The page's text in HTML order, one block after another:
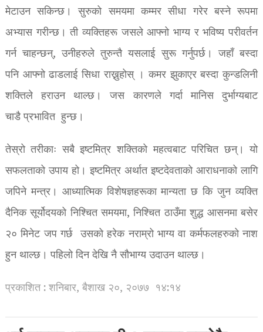
मेटाउन सकिन्छ। सुरुको समयमा कम्मर सीधा गरेर बस्ने रूपमा
अभ्यास गरीन्छ। ती व्यक्तिहरू जसले आफ्नो भाग्य र भविष्य परीवर्तन
गर्न चाहन्छन्, उनीहरुले तुरुन्तै यसलाई सुरू गर्नुपर्छ। जहाँ बस्दा
पनि आफ्नो ढाडलाई सिधा राख्नुहोस् । कमर झुकाएर बस्दा कुन्डलिनी
शक्तिले हराउन थाल्छ। जस कारणले गर्दा मानिस दुर्भाग्यबाट
चाडै प्रभावित हुन्छ।
तेस्रो तरीकाः सबै इष्टमित्र शक्तिको महत्वबाट परिचित छन्। यो
सफलताको उपाय हो। इष्टमित्र अर्थात इष्टदेवताको आराधनाको लागि
जपिने मन्त्र। आध्यात्मिक विशेषज्ञहरूका मान्यता छ कि जुन व्यक्ति
दैनिक सूर्योदयको निश्चित समयमा, निश्चित ठाउँमा शुद्ध आसनमा बसेर
२० मिनेट जप गर्छ उसको हरेक नराम्रो भाग्य वा कर्मफलहरुको नाश
हुन थाल्छ। पहिलो दिन देखि नै सौभाग्य उदाउन थाल्छ।
प्रकाशित : शनिबार, बैशाख २०, २०७७ १४:१४